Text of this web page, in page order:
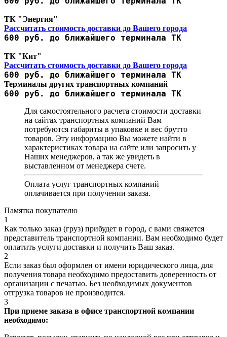
ТК "Энергия"
Рассчитать стоимость доставки до Вашего города
600 руб. до ближайшего терминала ТК
ТК "Кит"
Рассчитать стоимость доставки до Вашего города
600 руб. до ближайшего терминала ТК
Терминалы других транспортных компаний
600 руб. до ближайшего терминала ТК
Для самостоятельного расчета стоимости доставки
на сайтах транспортных компаний Вам
потребуются габариты в упаковке и вес брутто
товаров. Эту информацию Вы можете найти в
характеристиках товара на сайте или запросить у
Наших менеджеров, а так же увидеть в
выставленном от менеджера счете.
Оплата услуг транспортных компаний
оплачивается при получении заказа.
Памятка покупателю
1
Как только заказ (груз) прибудет в город, с вами свяжется
представитель транспортной компании. Вам необходимо будет
оплатить услуги доставки и получить Ваш заказ.
2
Если заказ был оформлен от имени юридического лица, для
получения товара необходимо предоставить доверенность от
организации с печатью. Без необходимых документов
отгрузка товаров не производится.
3
При приеме заказа в офисе транспортной компании
необходимо: